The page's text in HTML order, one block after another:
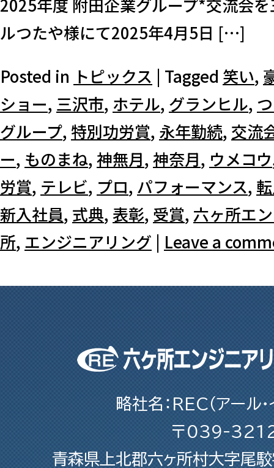
2025年度 附田企業グループ*交流会
ルつたや様にて2025年4月5日 […]
Posted in トピックス | Tagged 笑い,
ショー, 三沢市, ホテル, グランヒル,
グループ, 特別功労賞, 永年勤続, 交流
ー, ものまね, 神無月, 神奈月, ウメコウ
労賞, テレビ, プロ, パフォーマンス,
新入社員, 式典, 表彰, 受賞, 六ヶ所エ
所, エンジニアリング | Leave a
略社名：REC（アール・
〒039-
青森県上北郡六ヶ所村大字